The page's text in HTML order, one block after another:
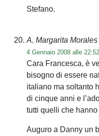
Stefano.
A. Margarita Morales
4 Gennaio 2008 alle 22:52
Cara Francesca, è
bisogno di essere
italiano ma soltanto
di cinque anni e
tutti quelli che
Auguro a Danny un